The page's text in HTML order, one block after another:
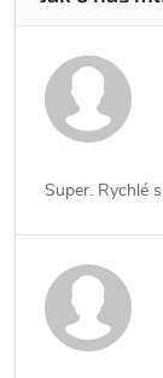
Super. Rychlé